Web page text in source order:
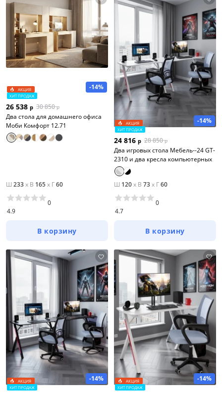
-14%
АКЦИЯ
ХИТ ПРОДАЖ
26 538 р 30 850 р
Два стола для домашнего офиса
Моби Комфорт 12.71
Ш 233x В 165x Г60
4.9
0
В корзину
-14%
АКЦИЯ
ХИТ ПРОДАЖ
24 816 р 28 850 р
Два игровых стола Мебель--24 GT-
2310 и два кресла компьютерных
Ш 120x В 73x Г60
4.7
0
В корзину
-14%
АКЦИЯ
ХИТ ПРОДАЖ
-14%
АКЦИЯ
ХИТ ПРОДАЖ